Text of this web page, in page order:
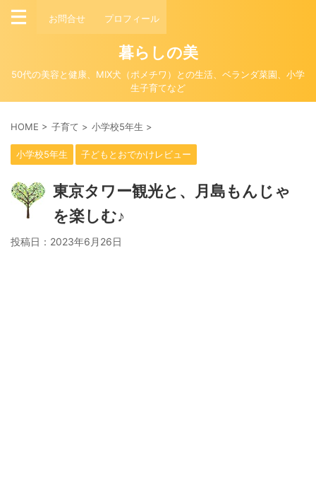
お問合せ プロフィール
暮らしの美
50代の美容と健康、MIX犬（ポメチワ）との生活、ベランダ菜園、小学
生子育てなど
HOME > 子育て > 小学校5年生 >
小学校5年生 子どもとおでかけレビュー
東京タワー観光と、月島もんじゃ
を楽しむ♪
投稿日： 2023年6月26日